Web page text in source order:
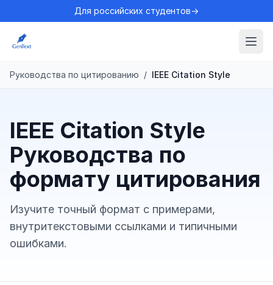
Для российских студентов→
Руководства по цитированию / IEEE Citation Style
IEEE Citation Style
Руководства по
формату цитирования
Изучите точный формат с примерами,
внутритекстовыми ссылками и типичными
ошибками.